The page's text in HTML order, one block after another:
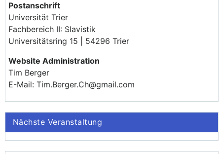
Postanschrift
Universität Trier
Fachbereich II: Slavistik
Universitätsring 15 | 54296 Trier
Website Administration
Tim Berger
E-Mail: Tim.Berger.Ch@gmail.com
Nächste Veranstaltung